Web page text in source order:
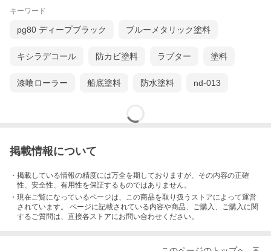
※ お使いの端末のカラーバランスなどにより実際の色と多少異なって見える場合があり
【 基本塗装 】
ンドペーパーをかけ、研磨粉は布で拭き取っておきましょう。 ペンキ・ワックス・ニスなど
古い塗膜はサンドペーパーで完全に落としてください。
(2) 塗料の成分が沈殿していますので、本製品を逆さにして均一になるまで十分に振ってよく
混ぜ、バケツ容器に移します。 原液のまま塗装できますが、塗料の濃度が濃く塗りにくい場
合には水で少し薄めてご使用下さい。（10％以内）色を薄くしたい場合は水で希釈せず、同
キーワード
pg80 ディープブラック ブルーメタリック塗料
キシラデコール 防カビ塗料 ラプター 塗料
漆喰ローラー 船底塗料 防水塗料 nd-013
掲載情報について
・掲載している情報の精度には万全を期しておりますが、その内容の正確
性、安全性、有用性を保証するものではありません。
・現在ご覧になっているページは、この商品を取り扱うストアによって運営
されています。 ページに記載されている内容や商品、ご購入 、ご購入に関
するご質問は、直接各ストアにお問い合わせください。